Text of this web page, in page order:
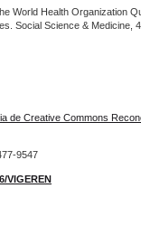
World Health Organization
Social Science & Medicine,
de Creative Commons
9547
VIGEREN